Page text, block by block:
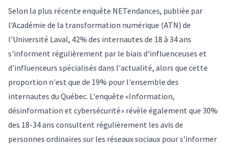
Selon la plus récente enquête NETendances, publiée par
l'Académie de la transformation numérique (ATN) de
l'Université Laval, 42% des internautes de 18 à 34 ans
s'informent régulièrement par le biais d'influenceuses et
d'influenceurs spécialisés dans l'actualité, alors que cette
proportion n'est que de 19% pour l'ensemble des
internautes du Québec. L'enquête «Information,
désinformation et cybersécurité» révèle également que 30%
des 18-34 ans consultent régulièrement les avis de
personnes ordinaires sur les réseaux sociaux pour s'informer